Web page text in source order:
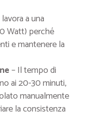
a una
Watt) perché
e mantenere la
– Il tempo di
ai 20-30 minuti,
manualmente
la consistenza